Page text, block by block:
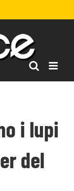
i lupi
del